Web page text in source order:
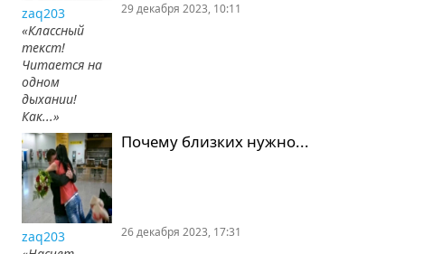
zaq203
«Классный
текст!
Читается на
одном
дыхании!
Как...»
29 декабря 2023, 10:11
Почему близких нужно...
zaq203
26 декабря 2023, 17:31